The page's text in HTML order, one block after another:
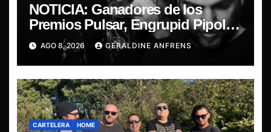
NOTICIA: Ganadores de los
Premios Pulsar, Engrupid Pipol
presentan show exclusivo.
AGO 8, 2026 GERALDINE ANFRENS
CARTELERA HOME